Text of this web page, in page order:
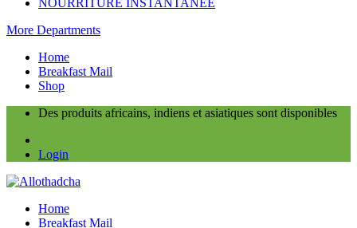
NOURRITURE INSTANTANÉE
More Departments
Home
Breakfast Mail
Shop
Des produits africains, indiens et asiatiques sont disponibles
Login
Home
Breakfast Mail